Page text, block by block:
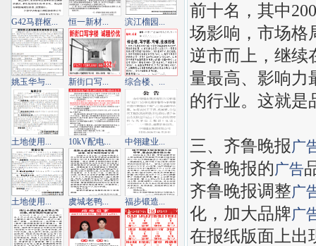
前十名，其中
场影响，市场格
逆市而上，继续
量最高、影响力
的行业。这就是
三、齐鲁晚报广
齐鲁晚报的广告
齐鲁晚报调整广
化，加大品牌广
在报纸版面上出
G42马群枢... 恒一新材... 滨江榴园...
姚玉华与... 新街口写... 综合楼、...
土地使用... 10kV配电... 中翎建业...
土地使用... 虞城老鸭... 福步锻造...